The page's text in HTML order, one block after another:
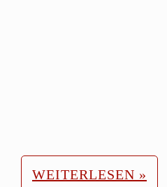
WEITERLESEN »